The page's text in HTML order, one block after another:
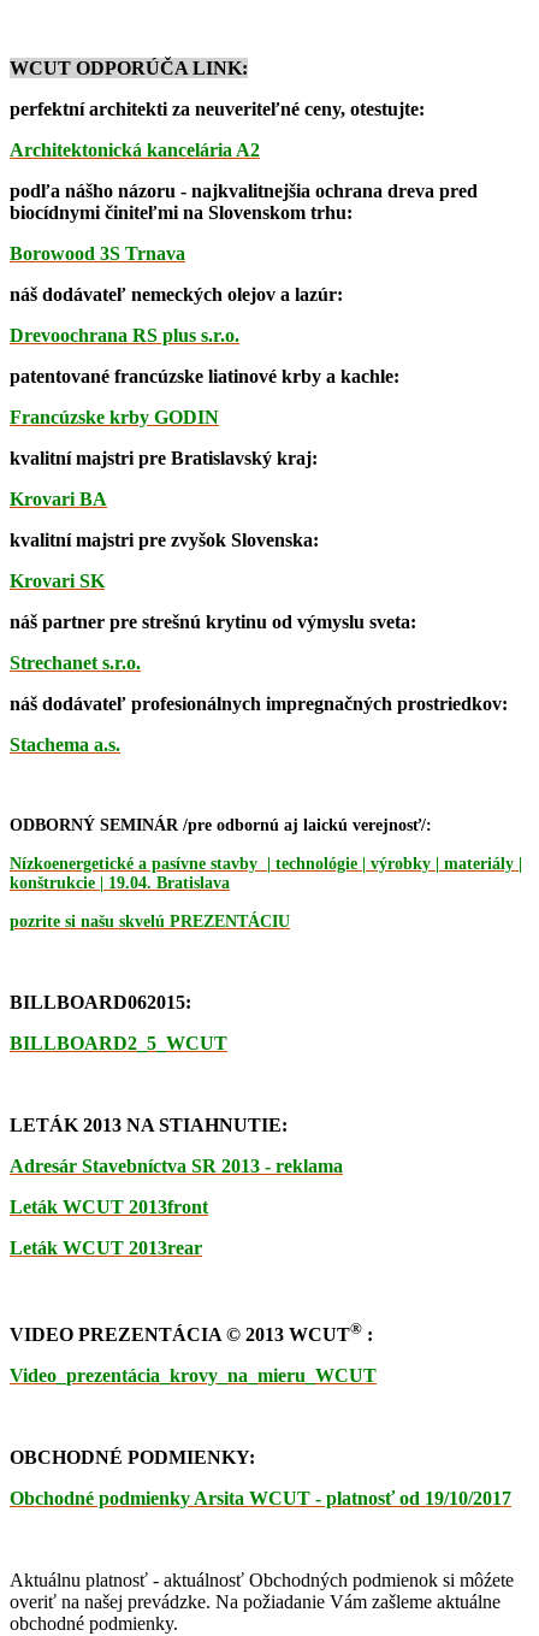
WCUT ODPORÚČA LINK:
perfektní architekti za neuveriteľné ceny, otestujte:
Architektonická kancelária A2
podľa nášho názoru - najkvalitnejšia ochrana dreva pred
biocídnymi činiteľmi na Slovenskom trhu:
Borowood 3S Trnava
náš dodávateľ nemeckých olejov a lazúr:
Drevoochrana RS plus s.r.o.
patentované francúzske liatinové krby a kachle:
Francúzske krby GODIN
kvalitní majstri pre Bratislavský kraj:
Krovari BA
kvalitní majstri pre zvyšok Slovenska:
Krovari SK
náš partner pre strešnú krytinu od výmyslu sveta:
Strechanet s.r.o.
náš dodávateľ profesionálnych impregnačných prostriedkov:
Stachema a.s.
ODBORNÝ SEMINÁR /pre odbornú aj laickú verejnosť/:
Nízkoenergetické a pasívne stavby
technológie | výrobky | materiály |
konštrukcie
19.04. Bratislava
pozrite si našu skvelú PREZENTÁCIU
BILLBOARD062015:
BILLBOARD2_5_WCUT
LETÁK 2013 NA STIAHNUTIE:
Adresár Stavebníctva SR 2013 - reklama
Leták WCUT 2013front
Leták WCUT 2013rear
VIDEO PREZENTÁCIA © 2013 WCUT® :
Video_prezentácia_krovy_na_mieru_WCUT
OBCHODNÉ PODMIENKY:
Obchodné podmienky Arsita WCUT - platnosť od 19/10/2017
Aktuálnu platnosť - aktuálnosť Obchodných podmienok si môźete
overiť na našej prevádzke. Na požiadanie Vám zašleme aktuálne
obchodné podmienky.